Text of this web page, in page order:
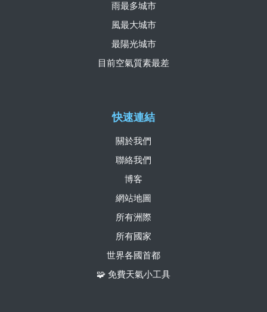
快速連結
關於我們
聯絡我們
博客
網站地圖
所有洲際
所有國家
世界各國首都
🧩 免費天氣小工具
雨最多城市
風最大城市
最陽光城市
目前空氣質素最差